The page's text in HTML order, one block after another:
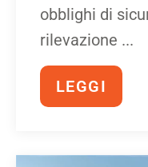
obblighi di
rilevazione ...
LEGGI